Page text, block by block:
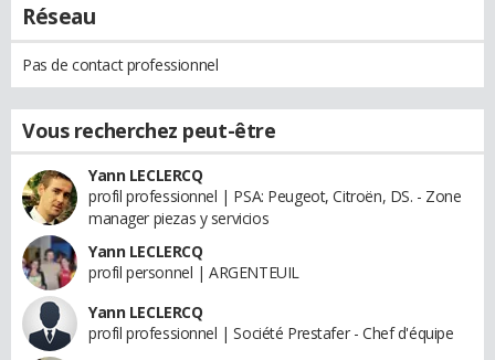
Réseau
Pas de contact professionnel
Vous recherchez peut-être
Yann LECLERCQ
profil professionnel | PSA: Peugeot, Citroën, DS. - Zone
manager piezas y servicios
Yann LECLERCQ
profil personnel | ARGENTEUIL
Yann LECLERCQ
profil professionnel | Société Prestafer - Chef d'équipe